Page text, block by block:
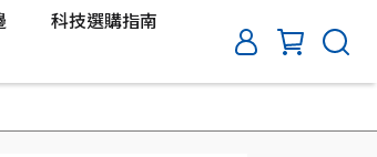
科技選購指南